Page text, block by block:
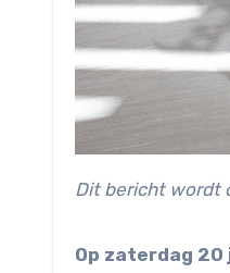
Dit bericht
Op zaterdag 20